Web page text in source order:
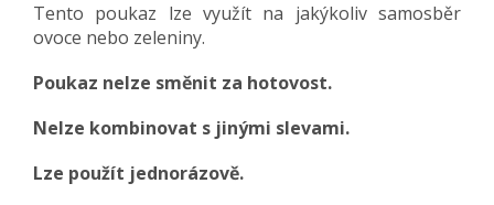
Tento poukaz lze využít na jakýkoliv samosběr
ovoce nebo zeleniny.
Poukaz nelze směnit za hotovost.
Nelze kombinovat s jinými slevami.
Lze použít jednorázově.